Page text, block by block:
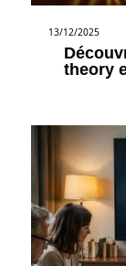
13/12/2025
theory